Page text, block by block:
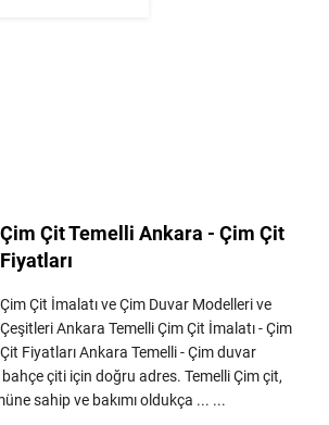
Çim Çit Temelli Ankara - Çim Çit
Fiyatları
Çim Çit İmalatı ve Çim Duvar Modelleri ve
Çeşitleri Ankara Temelli Çim Çit İmalatı - Çim
Çit Fiyatları Ankara Temelli - Çim duvar
bahçe çiti için doğru adres. Temelli Çim çit,
sahip ve bakımı oldukça ... ...